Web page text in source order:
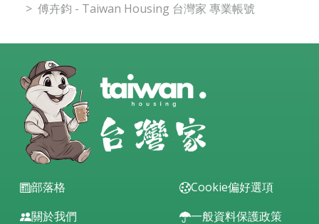
傅卉鈞 - Taiwan Housing 台灣家 專業帳號
部落格
關於我們
Cookie偏好選項
一般資料保護政策